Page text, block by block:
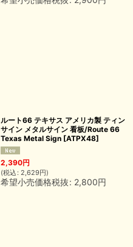
ルート66 テキサス アメリカ製 ティン
サイン メタルサイン 看板/Route 66
Texas Metal Sign [ATPX48]
2,390円
(税込 : 2,629円)
希望小売価格税抜: 2,800円